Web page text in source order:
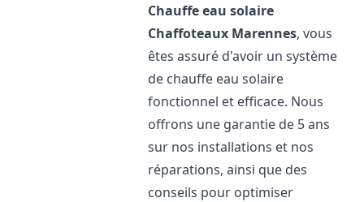
Chauffe eau solaire
Chaffoteaux Marennes, vous
êtes assuré d'avoir un système
de chauffe eau solaire
fonctionnel et efficace. Nous
offrons une garantie de 5 ans
sur nos installations et nos
réparations, ainsi que des
conseils pour optimiser